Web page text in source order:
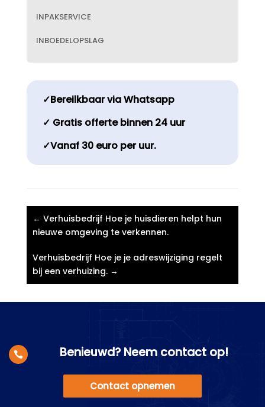
INPAKSERVICE
INBOEDELOPSLAG
✓Bereilkbaar via Whatsapp
✓ Gratis offerte binnen 24 uur
✓Vanaf 30 euro per uur.
← Verhuisbedrijf Hoe je huisdieren helpt hun
nieuwe omgeving te verkennen.​
Verhuisbedrijf Hoe je je adreswijziging regelt
bij een verhuizing.​→
 Benieuwd? Neem contact op!
Contact opnemen